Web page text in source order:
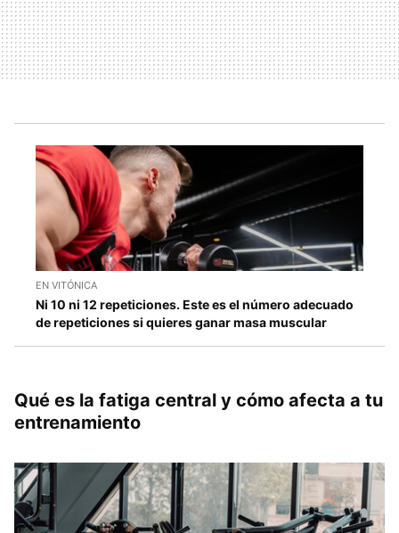
EN VITÓNICA
Ni 10 ni 12 repeticiones. Este es el número adecuado
de repeticiones si quieres ganar masa muscular
Qué es la fatiga central y cómo afecta a tu
entrenamiento